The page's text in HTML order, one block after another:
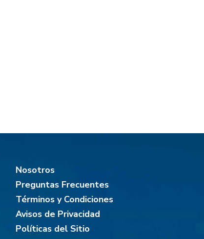
Nosotros
Preguntas Frecuentes
Términos y Condiciones
Avisos de Privacidad
Políticas del Sitio